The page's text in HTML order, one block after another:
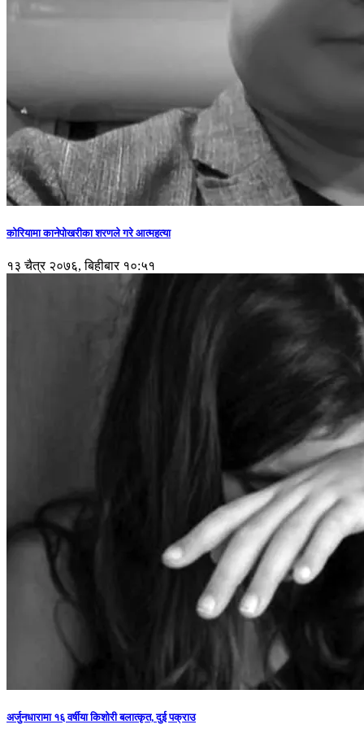
कोरियामा कानेपोखरीका शरणले गरे आत्महत्या
१३ चैत्र २०७६, बिहीबार १०:५१
अर्जुनधारामा १६ वर्षीया किशोरी बलात्कृत, दुई पक्राउ